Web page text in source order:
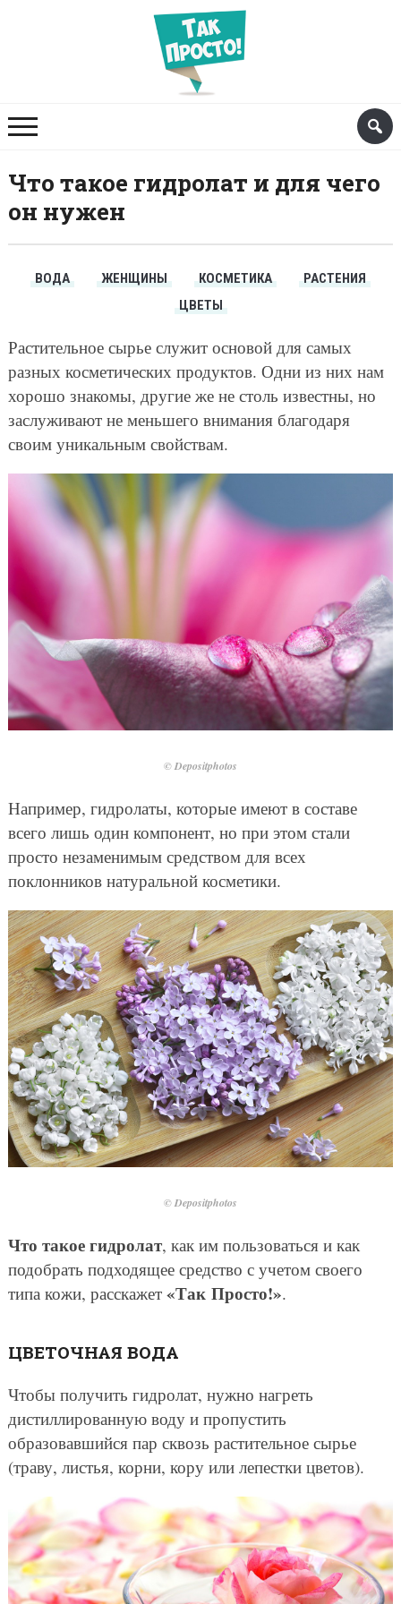
Что такое гидролат и для чего
он нужен
ВОДА ЖЕНЩИНЫ КОСМЕТИКА
РАСТЕНИЯ
ЦВЕТЫ
Растительное сырье служит основой для самых
разных косметических продуктов. Одни из них нам
хорошо знакомы, другие же не столь известны, но
заслуживают не меньшего внимания благодаря
своим уникальным свойствам.
© Depositphotos
Например, гидролаты, которые имеют в составе
всего лишь один компонент, но при этом стали
просто незаменимым средством для всех
поклонников натуральной косметики.
© Depositphotos
Что такое гидролат, как им пользоваться и как
подобрать подходящее средство с учетом своего
типа кожи, расскажет «Так Просто!».
ЦВЕТОЧНАЯ ВОДА
Чтобы получить гидролат, нужно нагреть
дистиллированную воду и пропустить
образовавшийся пар сквозь растительное сырье
(траву, листья, корни, кору или лепестки цветов).